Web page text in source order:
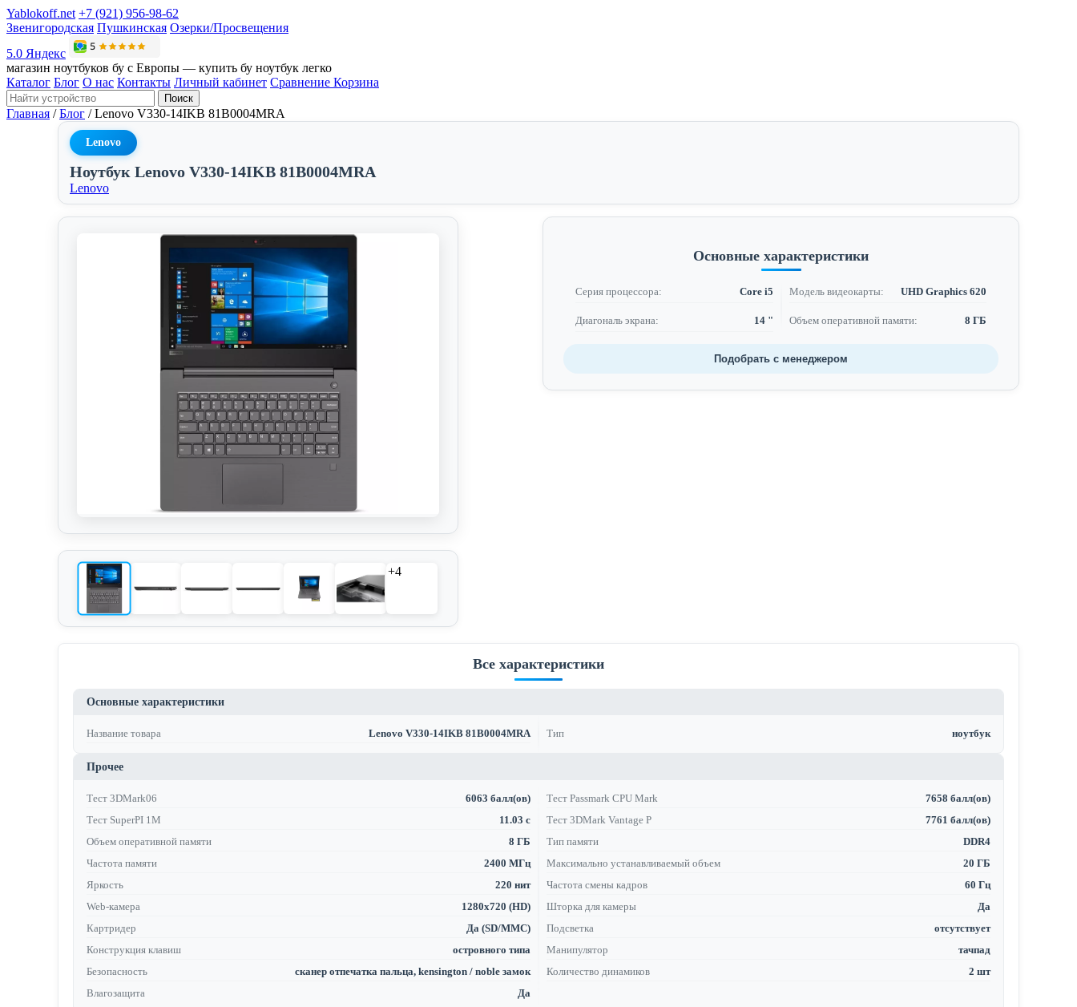
Yablokoff.net +7 (921) 956-98-62
Звенигородская Пушкинская Озерки/Просвещения
5.0 Яндекс
магазин ноутбуков бу с Европы — купить бу ноутбук легко
Каталог Блог О нас Контакты Личный кабинет Сравнение Корзина
Поиск
Главная / Блог / Lenovo V330-14IKB 81B0004MRA
Lenovo
Ноутбук Lenovo V330-14IKB 81B0004MRA
Lenovo
+4
Основные характеристики
Серия процессора: Core i5 Модель видеокарты: UHD Graphics 620
Диагональ экрана: 14 " Объем оперативной памяти: 8 ГБ
Подобрать с менеджером
Все характеристики
Основные характеристики
Название товара Lenovo V330-14IKB 81B0004MRA Тип ноутбук
Прочее
Тест 3DMark06 6063 балл(ов) Тест Passmark CPU Mark
7658 балл(ов)
Тест SuperPI 1M
11.03 с Тест 3DMark Vantage P
7761 балл(ов)
Объем оперативной памяти
8 ГБ Тип памяти
DDR4
Частота памяти
2400 МГц Максимально устанавливаемый объем
20 ГБ
Яркость
220 нит Частота смены кадров
60 Гц
Web-камера
1280x720 (HD) Шторка для камеры
Да
Картридер
Да (SD/MMC) Подсветка
отсутствует
Конструкция клавиш
островного типа Манипулятор
тачпад
Безопасность
сканер отпечатка пальца, kensington / noble замок Количество динамиков
2 шт
Влагозащита
Да